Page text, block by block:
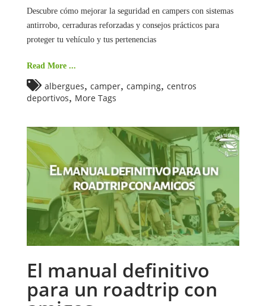
la
seguridad
de
tu
Descubre cómo mejorar la seguridad en campers con sistemas
antirrobo, cerraduras reforzadas y consejos prácticos para
proteger tu vehículo y tus pertenencias
Read More ...
albergues camper camping centros
deportivos
More Tags
El manual definitivo
para un roadtrip con